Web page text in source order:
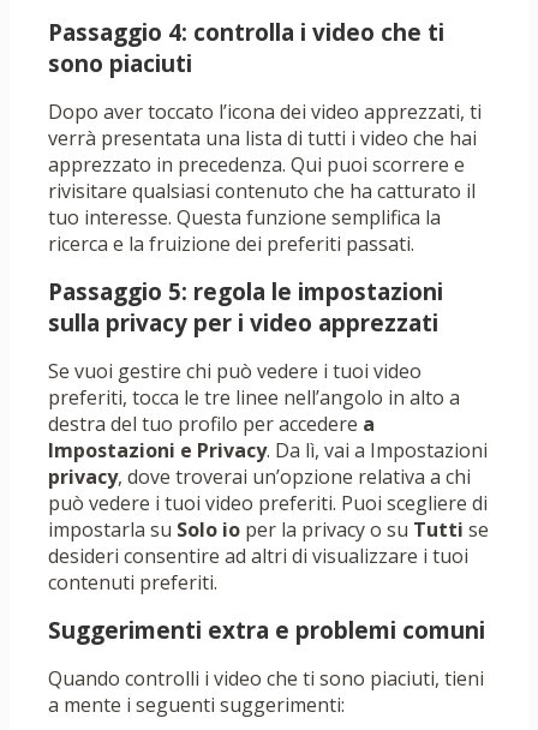
Passaggio 4: controlla i video che ti
sono piaciuti
Dopo aver toccato l’icona dei video apprezzati, ti
verrà presentata una lista di tutti i video che hai
apprezzato in precedenza. Qui puoi scorrere e
rivisitare qualsiasi contenuto che ha catturato il
tuo interesse. Questa funzione semplifica la
ricerca e la fruizione dei preferiti passati.
Passaggio 5: regola le impostazioni
sulla privacy per i video apprezzati
Se vuoi gestire chi può vedere i tuoi video
preferiti, tocca le tre linee nell’angolo in alto a
destra del tuo profilo per accedere a
Impostazioni e Privacy. Da lì, vai a Impostazioni
privacy, dove troverai un’opzione relativa a chi
può vedere i tuoi video preferiti. Puoi scegliere di
impostarla su Solo io per la privacy o su Tutti se
desideri consentire ad altri di visualizzare i tuoi
contenuti preferiti.
Suggerimenti extra e problemi comuni
Quando controlli i video che ti sono piaciuti, tieni
a mente i seguenti suggerimenti: